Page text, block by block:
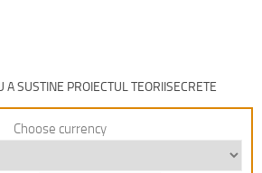
A SUSTINE PROIECTUL TEORIISECRETE
Choose currency